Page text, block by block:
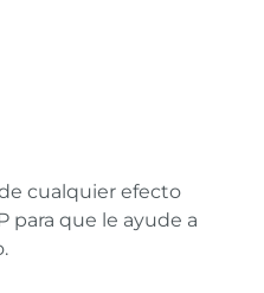
cualquier efecto
para que le ayude a